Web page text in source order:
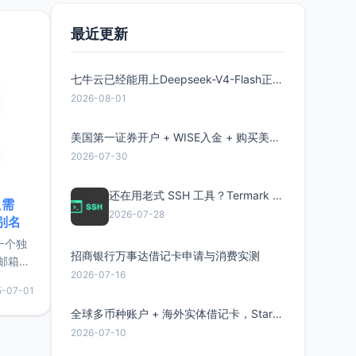
名
个独
箱等
较有
惠的
07-01
最近更新
七牛云已经能用上Deepseek-V4-Flash正式版了，点此领取300万Token
2026-08-01
美国第一证券开户 + WISE入金 + 购买美股全流程分享
2026-07-30
还在用老式 SSH 工具？Termark 新一代跨平台智能SSH客户端了解一下
2026-07-28
招商银行万事达借记卡申请与消费实测
2026-07-16
全球多币种账户 + 海外实体借记卡，Starryblu开户教程与注意事项
2026-07-10